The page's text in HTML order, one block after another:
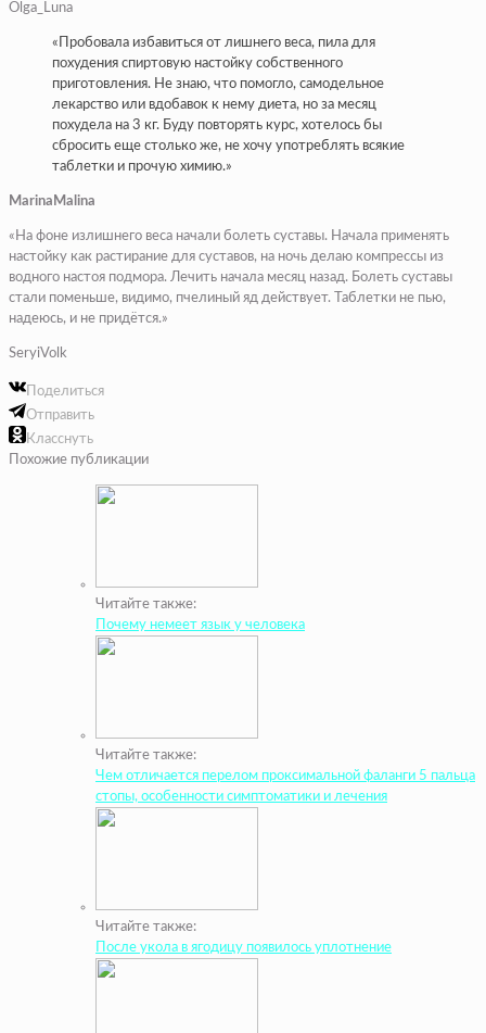
Olga_Luna
«Пробовала избавиться от лишнего веса, пила для
похудения спиртовую настойку собственного
приготовления. Не знаю, что помогло, самодельное
лекарство или вдобавок к нему диета, но за месяц
похудела на 3 кг. Буду повторять курс, хотелось бы
сбросить еще столько же, не хочу употреблять всякие
таблетки и прочую химию.»
MarinaMalina
«На фоне излишнего веса начали болеть суставы. Начала применять
настойку как растирание для суставов, на ночь делаю компрессы из
водного настоя подмора. Лечить начала месяц назад. Болеть суставы
стали поменьше, видимо, пчелиный яд действует. Таблетки не пью,
надеюсь, и не придётся.»
SeryiVolk
Поделиться
Отправить
Класснуть
Похожие публикации
Читайте также:
Почему немеет язык у человека
Читайте также:
Чем отличается перелом проксимальной фаланги 5 пальца
стопы, особенности симптоматики и лечения
Читайте также:
После укола в ягодицу появилось уплотнение